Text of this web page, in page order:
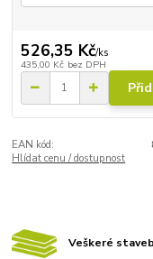
526,35 Kč/ks
435,00 Kč bez DPH
EAN kód:
Hlídat cenu / dostupnost
Veškeré